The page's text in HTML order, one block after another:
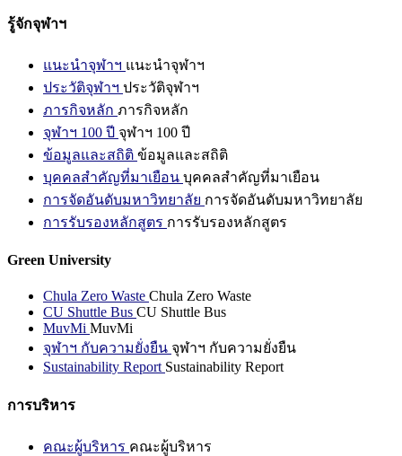
รู้จักจุฬาฯ
แนะนำจุฬาฯ แนะนำจุฬาฯ
ประวัติจุฬาฯ ประวัติจุฬาฯ
ภารกิจหลัก ภารกิจหลัก
จุฬาฯ 100 ปี จุฬาฯ 100 ปี
ข้อมูลและสถิติ ข้อมูลและสถิติ
บุคคลสำคัญที่มาเยือน บุคคลสำคัญที่มาเยือน
การจัดอันดับมหาวิทยาลัย การจัดอันดับมหาวิทยาลัย
การรับรองหลักสูตร การรับรองหลักสูตร
Green University
Chula Zero Waste Chula Zero Waste
CU Shuttle Bus CU Shuttle Bus
MuvMi MuvMi
จุฬาฯ กับความยั่งยืน จุฬาฯ กับความยั่งยืน
Sustainability Report Sustainability Report
การบริหาร
คณะผู้บริหาร คณะผู้บริหาร